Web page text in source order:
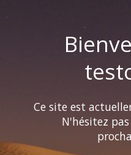
Ce site est
N'hésitez